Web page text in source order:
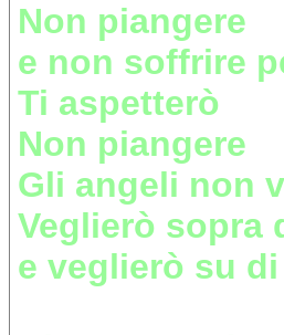
Non piangere
e non soffrire
Ti aspetterò
Non piangere
Gli angeli non
Veglierò sopra
e veglierò su